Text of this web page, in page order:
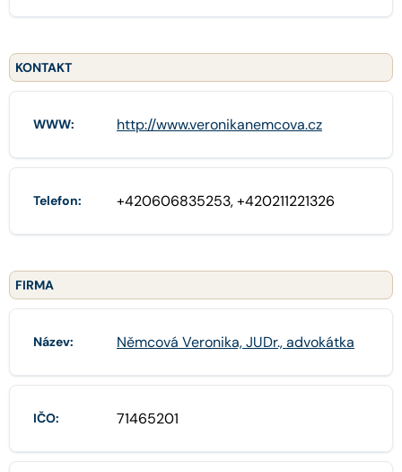
KONTAKT
WWW: http://www.veronikanemcova.cz
Telefon: +420606835253, +420211221326
FIRMA
Název: Němcová Veronika, JUDr., advokátka
IČO: 71465201